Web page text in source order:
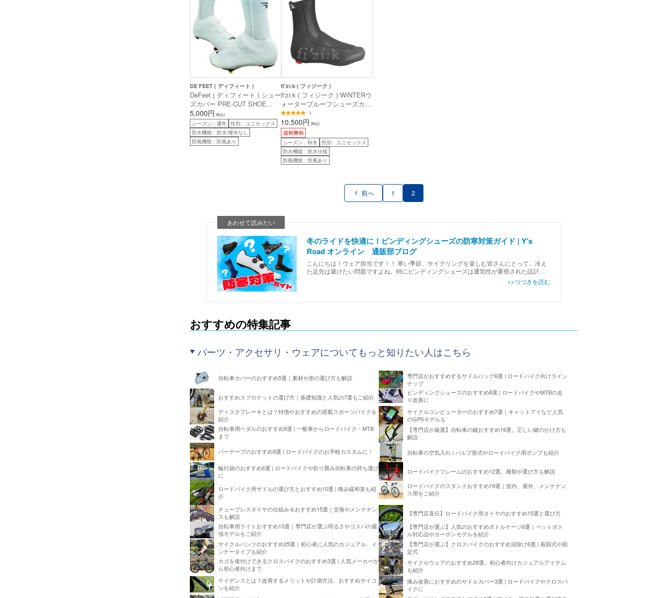
DE FEET ( ディフィート )
DeFeet ( ディフィート ) シュー
ズカバー PRE-CUT SHOE
COVER ( プレカット シューカ
バー ) ホワイト S/M
5,000円 (税込)
シーズン：通年 性別：ユニセックス
防水機能：防水/撥水なし
防風機能：防風あり
fi'zi:k ( フィジーク )
fi'zi:k ( フィジーク ) WINTERウ
ォータープルーフシューズカバ
ーロード用 ブラック L
1
10,500円 (税込)
シーズン：秋冬 性別：ユニセックス
防水機能：防水仕様
防風機能：防風あり
前へ 1 2
冬のライドを快適に！ビンディングシューズの防寒対策ガイド | Y's
Road オンライン 通販部ブログ
こんにちは！ウェア担当です！！ 寒い季節、サイクリングを楽しむ皆さんにとって、冷え
た足先は避けたい問題ですよね。特にビンディングシューズは通気性が重視された設計が
多く、寒さ対策が必要です。今回は、冬のライドを快適にするための足元の防寒対…
おすすめの特集記事
パーツ・アクセサリ・ウェアについてもっと知りたい人はこちら
自転車カバーのおすすめ5選｜素材や形の選び方も解説
専門店がおすすめするサドルバッグ6選 | ロードバイク向けライン
ナップ
おすすめスプロケットの選び方｜基礎知識と人気の7選もご紹介
ビンディングシューズのおすすめ8選 | ロードバイクやMTBの走
り改善に
ディスクブレーキとは？特徴やおすすめの搭載スポーツバイクを
紹介
サイクルコンピューターのおすすめ7選｜キャットアイなど人気
のGPSモデルも
自転車用ペダルのおすすめ9選 | 一般車からロードバイク・MTB
まで
【専門店が厳選】自転車の鍵おすすめ19選。正しい鍵のかけ方も
解説
バーテープのおすすめ9選 | ロードバイクのお手軽カスタムに！
自転車の空気入れ | バルブ形式やロードバイク用ポンプも紹介
輪行袋のおすすめ6選 | ロードバイクや折り畳み自転車の持ち運び
に
ロードバイクフレームのおすすめ12選。種類や選び方も解説
ロードバイク用サドルの選び方とおすすめ10選 | 痛み緩和策も紹
介
ロードバイクのスタンドおすすめ19選｜室内、屋外、メンテナン
ス用をご紹介
チューブレスタイヤの仕組み＆おすすめ15選｜交換やメンテナン
スも解説
【専門店直伝】ロードバイク用タイヤのおすすめ15選と選び方
自転車用ライトおすすめ13選｜専門店が選ぶ明るさやコスパの最
強モデルをご紹介
【専門店が選ぶ】人気のおすすめボトルケージ6選｜ペットボト
ル対応品やカーボンモデルを紹介
サイクルパンツのおすすめ25選｜初心者に人気のカジュアル、イ
ンナータイプも紹介
【専門店が選ぶ】クロスバイクのおすすめ泥除け6選 | 着脱式や固
定式
カゴを後付けできるクロスバイクのおすすめ3選 | 人気メーカーか
ら初心者向けまで
サイクルウェアのおすすめ28選。初心者向けカジュアルアイテム
も紹介
ケイデンスとは？改善するメリットや計測方法、おすすめサイコ
ンを紹介
痛み改善におすすめのサドルカバー3選 | ロードバイクやクロスバ
イクに